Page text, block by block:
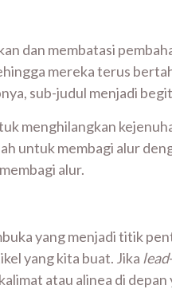
dan membatasi
mereka terus
sub-judul menjadi
menghilangkan
untuk membagi alur
alur.
yang menjadi titik
yang kita buat. Jika lead
atau alinea di